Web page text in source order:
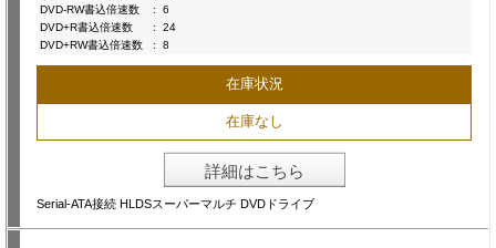
DVD-RW書込倍速数
:
6
DVD+R書込倍速数
:
24
DVD+RW書込倍速数
: 8
在庫状況
在庫なし
詳細はこちら
Serial-ATA接続 HLDSスーパーマルチ DVDドライブ